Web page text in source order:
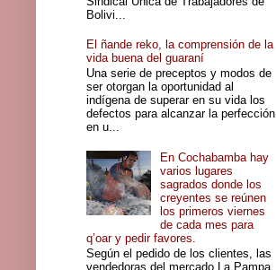
Bolivi...
El ñande reko, la comprensión de la
vida buena del guaraní
Una serie de preceptos y modos de
ser otorgan la oportunidad al
indígena de superar en su vida los
defectos para alcanzar la perfección
en u...
En Cochabamba hay
varios lugares
sagrados donde los
creyentes se reúnen
los primeros viernes
de cada mes para
q’oar y pedir favores.
Según el pedido de los clientes, las
vendedoras del mercado La Pampa